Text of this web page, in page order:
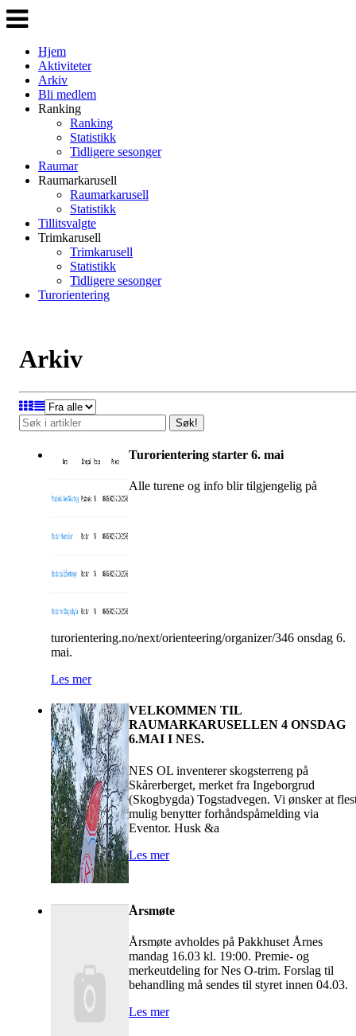
Veksle
navigasjon
Hjem
Aktiviteter
Arkiv
Bli medlem
Ranking
Ranking
Statistikk
Tidligere sesonger
Raumar
Raumarkarusell
Raumarkarusell
Statistikk
Tillitsvalgte
Trimkarusell
Trimkarusell
Statistikk
Tidligere sesonger
Turorientering
Arkiv
Søk!
Turorientering starter 6. mai
Alle turene og info blir tilgjengelig på
turorientering.no/next/orienteering/organizer/346 onsdag 6.
mai.
Les mer
VELKOMMEN TIL
RAUMARKARUSELLEN 4 ONSDAG
6.MAI I NES.
NES OL inventerer skogsterreng på
Skårerberget, merket fra Ingeborgrud
(Skogbygda) Togstadvegen. Vi ønsker at
mulig benytter forhåndspåmelding via
Eventor. Husk &a
Les mer
Årsmøte
Årsmøte avholdes på Pakkhuset Årnes
mandag 16.03 kl. 19:00. Premie- og
merkeutdeling for Nes O-trim. Forslag til
behandling må sendes til styret innen 04.03.
Les mer